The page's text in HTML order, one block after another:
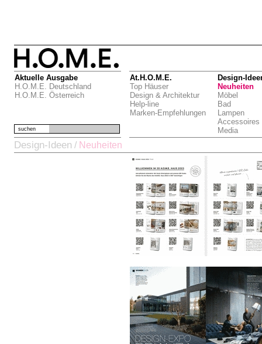
Aktuelle Ausgabe
H.O.M.E. Deutschland
H.O.M.E. Österreich
At.H.O.M.E.
Top Häuser
Design & Architektur
Help-line
Marken-Empfehlungen
Design-
Neuheiten
Möbel
Bad
Lampen
Accessoires
Media
suchen
Design-Ideen / Neuheiten